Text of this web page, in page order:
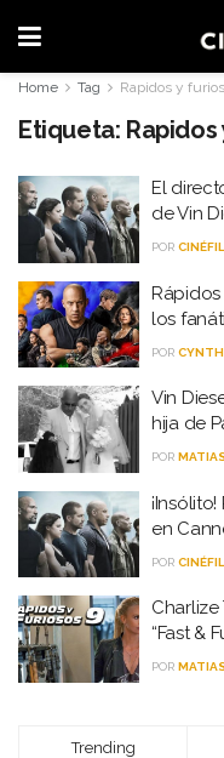
Home Tag Rapidos y
Etiqueta:
El
de Vin
POR
Rápidos
los
POR
Vin
hija de
POR
en
POR
“Fast &
POR
Trending